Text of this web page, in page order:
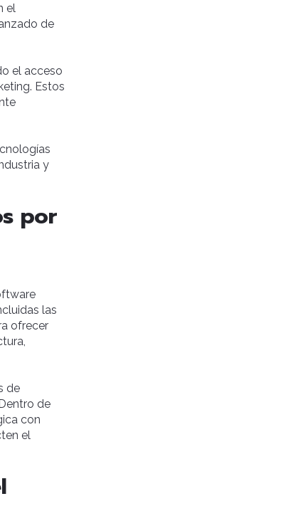
el
de
el acceso
Estos
y
por
las
ofrecer
de
de
con
el